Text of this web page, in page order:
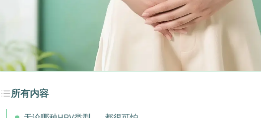
所有内容